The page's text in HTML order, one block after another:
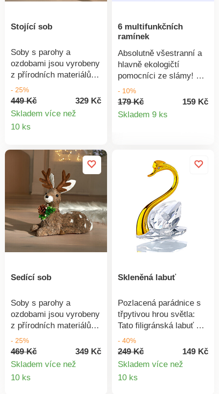
Stojící sob
Soby s parohy a
ozdobami jsou vyrobeny
z přírodních materiálů a
stanou se nádhernou
dekorací nejen na
Vánoce. S láskou
trávy.
- 25%
449 Kč
329 Kč
Skladem více než
10 ks
6 multifunkčních
ramínek
Absolutně všestranní a
hlavně ekologičtí
pomocníci ze slámy! Na
tato multifunkční
ramínka můžete zavěsit
i pásky, kabelky, tašky
prostředí. Na šaty +
doplňky. Stabilní +
biologicky rozložitelné.
Sada 6 ks. růžová.
- 10%
179 Kč
159 Kč
Skladem 9 ks
Sedící sob
Soby s parohy a
ozdobami jsou vyrobeny
z přírodních materiálů a
stanou se nádhernou
dekorací nejen na
Vánoce. Láskyplně
- 25%
469 Kč
349 Kč
Skladem více než
10 ks
Skleněná labuť
Pozlacená parádnice s
třpytivou hrou světla:
Tato filigránská labuť s
fazetovým výbrusem je
skutečný klenot. Úžasný
nápad na dárek!
- 40%
249 Kč
149 Kč
Skladem více než
10 ks